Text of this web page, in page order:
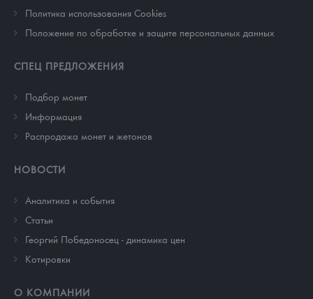
Политика использования Cookies
Положение по обработке и защите персональных данных
СПЕЦ ПРЕДЛОЖЕНИЯ
Подбор монет
Информация
Распродажа монет и жетонов
НОВОСТИ
Аналитика и события
Cтатьи
Георгий Победоносец - динамика цен
Котировки
О КОМПАНИИ